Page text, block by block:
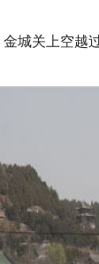
城关上空